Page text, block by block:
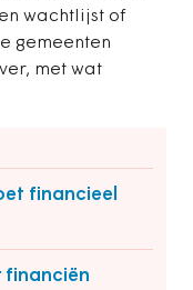
wachtlijst of
gemeenten
met wat
financieel
financiën